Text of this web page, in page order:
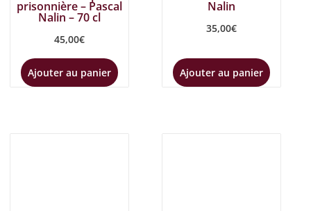
prisonnière – Pascal
Nalin – 70 cl
45,00€
Ajouter au panier
Nalin
35,00€
Ajouter au panier